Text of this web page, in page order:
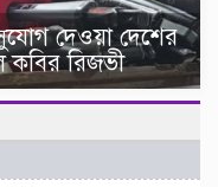
দেওয়া দেশের
রিজভী